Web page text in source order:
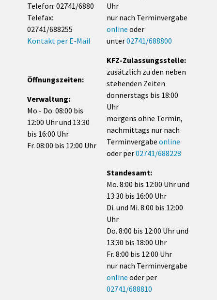
Telefon: 02741/6880
Telefax:
02741/688255
Kontakt per E-Mail
Öffnungszeiten:
Verwaltung:
Mo.- Do. 08:00 bis
12:00 Uhr und 13:30
bis 16:00 Uhr
Fr. 08:00 bis 12:00 Uhr
Uhr
nur nach Terminvergabe
online oder
unter02741/688800
KFZ-Zulassungsstelle:
zusätzlich zu den neben
stehenden Zeiten
donnerstags bis 18:00
Uhr
morgens ohne Termin,
nachmittags nur nach
Terminvergabe online
oder per02741/688228
Standesamt:
Mo. 8:00 bis 12:00 Uhr und
13:30 bis 16:00 Uhr
Di. und Mi. 8:00 bis 12:00
Uhr
Do. 8:00 bis 12:00 Uhr und
13:30 bis 18:00 Uhr
Fr. 8:00 bis 12:00 Uhr
nur nach Terminvergabe
online oder per
02741/688810